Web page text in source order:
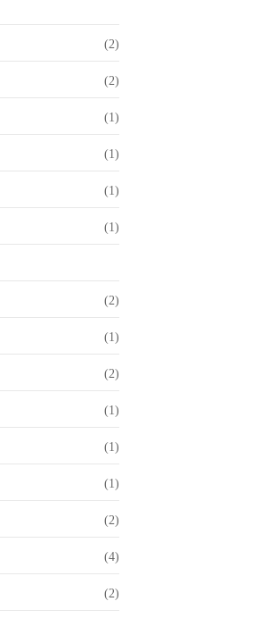
(2)
(2)
(1)
(1)
(1)
(1)
(2)
(1)
(2)
(1)
(1)
(1)
(2)
(4)
(2)